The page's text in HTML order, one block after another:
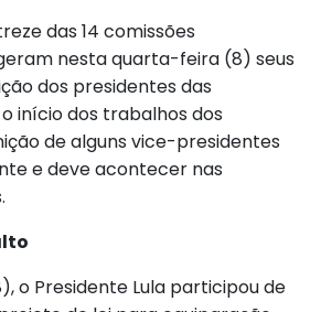
das 14 comissões
nesta quarta-feira (8) seus
dos presidentes das
início dos trabalhos dos
de alguns vice-presidentes
e deve acontecer nas
o Presidente Lula participou de